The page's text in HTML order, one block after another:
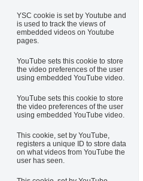
YSC cookie is set by Youtube and
is used to track the views of
embedded videos on Youtube
pages.
YouTube sets this cookie to store
the video preferences of the user
using embedded YouTube video.
YouTube sets this cookie to store
the video preferences of the user
using embedded YouTube video.
This cookie, set by YouTube,
registers a unique ID to store data
on what videos from YouTube the
user has seen.